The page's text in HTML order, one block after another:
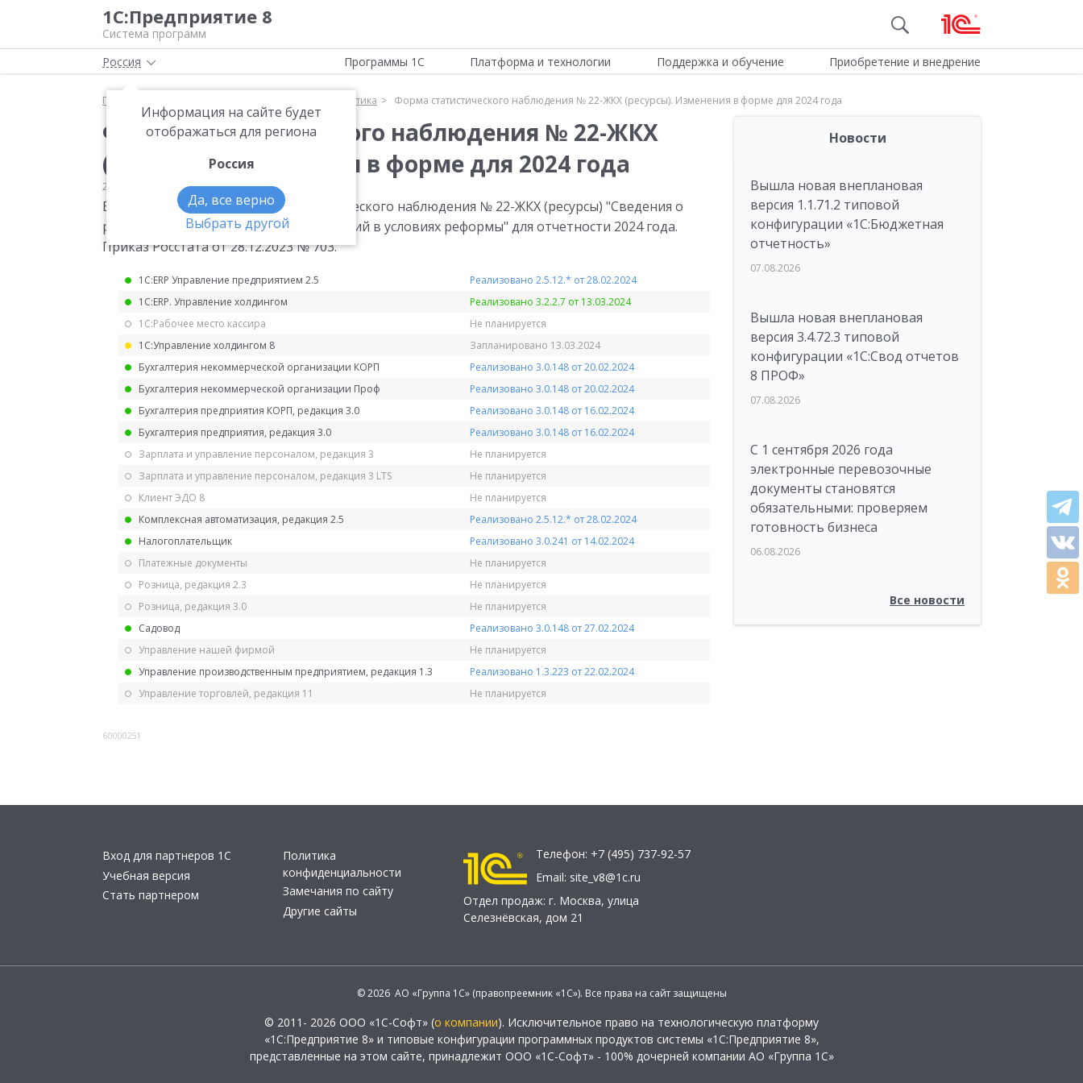
1С:Предприятие 8
Система программ
Россия
Информация на сайте будет
отображаться для региона
Россия
Да, все верно
Выбрать другой
Программы 1С Платформа и технологии Поддержка и обучение Приобретение и внедрение
Главная Статистика Форма статистического наблюдения № 22-ЖКХ (ресурсы). Изменения в форме для 2024 года
Форма статистического наблюдения № 22-ЖКХ
(ресурсы). Изменения в форме для 2024 года
28.12.2023 Статистика
Внесены изменения в форму статистического наблюдения № 22-ЖКХ (ресурсы) "Сведения о
работе ресурсоснабжающих организаций в условиях реформы" для отчетности 2024 года.
Приказ Росстата от 28.12.2023 № 703.
1С:ERP Управление предприятием 2.5
Реализовано 2.5.12.* от 28.02.2024
1С:ERP. Управление холдингом
Реализовано 3.2.2.7 от 13.03.2024
1С:Рабочее место кассира
Не планируется
1С:Управление холдингом 8
Запланировано 13.03.2024
Бухгалтерия некоммерческой организации КОРП
Реализовано 3.0.148 от 20.02.2024
Бухгалтерия некоммерческой организации Проф
Реализовано 3.0.148 от 20.02.2024
Бухгалтерия предприятия КОРП, редакция 3.0
Реализовано 3.0.148 от 16.02.2024
Бухгалтерия предприятия, редакция 3.0
Реализовано 3.0.148 от 16.02.2024
Зарплата и управление персоналом, редакция 3
Не планируется
Зарплата и управление персоналом, редакция 3 LTS
Не планируется
Клиент ЭДО 8
Не планируется
Комплексная автоматизация, редакция 2.5
Реализовано 2.5.12.* от 28.02.2024
Налогоплательщик
Реализовано 3.0.241 от 14.02.2024
Платежные документы
Не планируется
Розница, редакция 2.3
Не планируется
Розница, редакция 3.0
Не планируется
Садовод
Реализовано 3.0.148 от 27.02.2024
Управление нашей фирмой
Не планируется
Управление производственным предприятием, редакция 1.3
Реализовано 1.3.223 от 22.02.2024
Управление торговлей, редакция 11
Не планируется
60000251
Новости
Вышла новая внеплановая
версия 1.1.71.2 типовой
конфигурации «1C:Бюджетная
отчетность»
07.08.2026
Вышла новая внеплановая
версия 3.4.72.3 типовой
конфигурации «1C:Свод отчетов
8 ПРОФ»
07.08.2026
С 1 сентября 2026 года
электронные перевозочные
документы становятся
обязательными: проверяем
готовность бизнеса
06.08.2026
Все новости
Вход для партнеров 1С
Учебная версия
Стать партнером
Политика
конфиденциальности
Замечания по сайту
Другие сайты
Телефон: +7 (495) 737-92-57
Email: site_v8@1c.ru
Отдел продаж: г. Москва, улица
Селезнёвская, дом 21
© 2026 АО «Группа 1С» (правопреемник «1С»). Все права на сайт защищены
© 2011- 2026 ООО «1С-Софт» (о компании). Исключительное право на технологическую платформу
«1С:Предприятие 8» и типовые конфигурации программных продуктов системы «1С:Предприятие 8»,
представленные на этом сайте, принадлежит ООО «1С-Софт» - 100% дочерней компании АО «Группа 1С»